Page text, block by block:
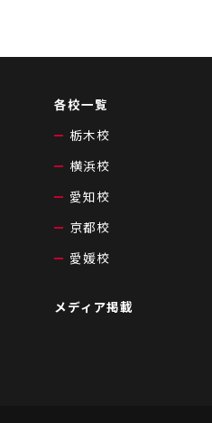
各校一覧
栃木校
横浜校
愛知校
京都校
愛媛校
メディア掲載